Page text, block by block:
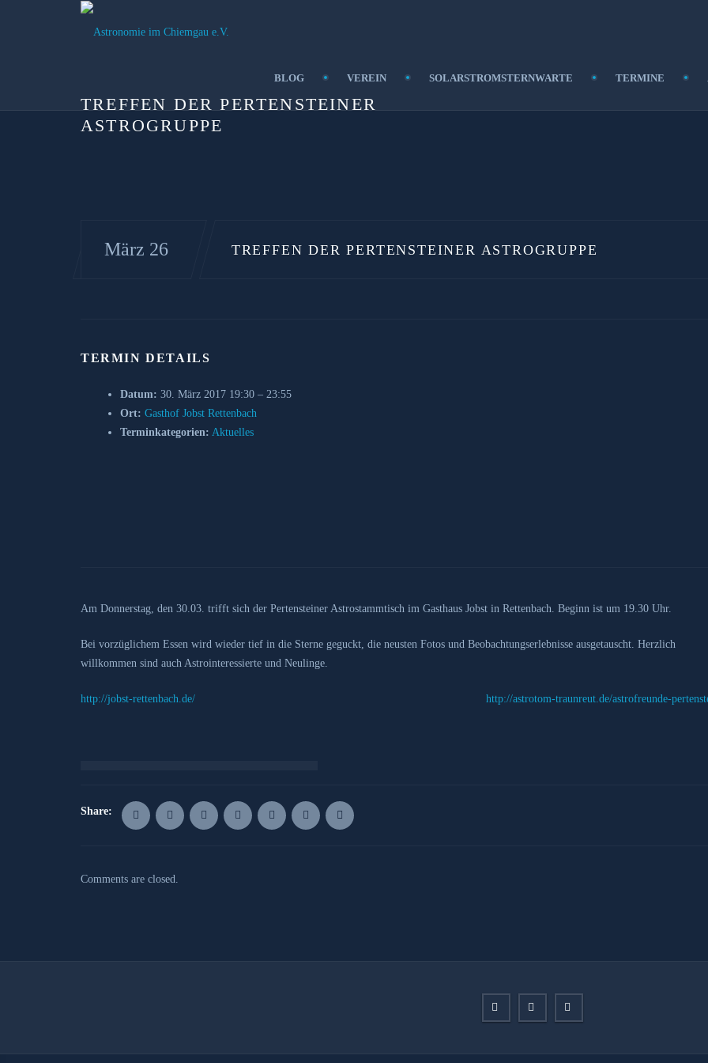
BLOG VEREIN SOLARSTROMSTERNWARTE TERMINE
TREFFEN DER PERTENSTEINER
ASTROGRUPPE
März 26 TREFFEN DER PERTENSTEINER ASTROGRUPPE
TERMIN DETAILS
Datum: 30. März 2017 19:30 – 23:55
Ort: Gasthof Jobst Rettenbach
Terminkategorien: Aktuelles
Am Donnerstag, den 30.03. trifft sich der Pertensteiner Astrostammtisch im Gasthaus Jobst in Rettenbach. Beginn ist um 19.30 Uhr.
Bei vorzüglichem Essen wird wieder tief in die Sterne geguckt, die neusten Fotos und Beobachtungserlebnisse ausgetauscht. Herzlich
willkommen sind auch Astrointeressierte und Neulinge.
http://jobst-rettenbach.de/ http://astrotom-traunreut.de/astrofreunde-
Share:
Comments are closed.